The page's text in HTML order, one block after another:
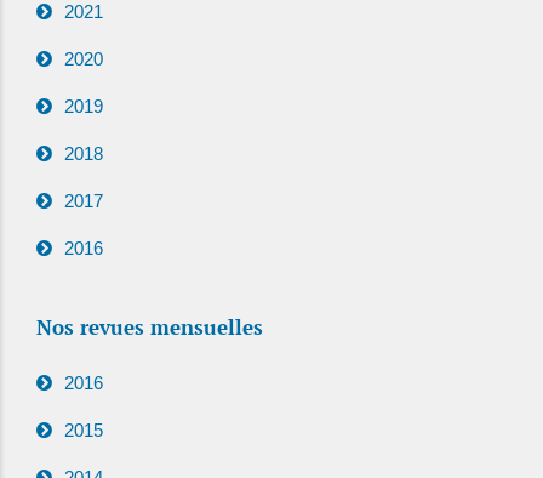
2021
2020
2019
2018
2017
2016
Nos revues mensuelles
2016
2015